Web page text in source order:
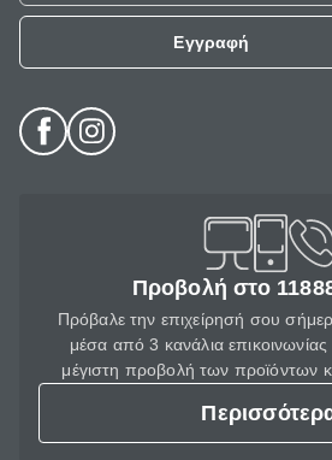
Εγγραφή
Προβολή στο
Πρόβαλε την επιχείρησή σου
μέσα από 3 κανάλια επικοινωνίας
μέγιστη προβολή των προϊόντων